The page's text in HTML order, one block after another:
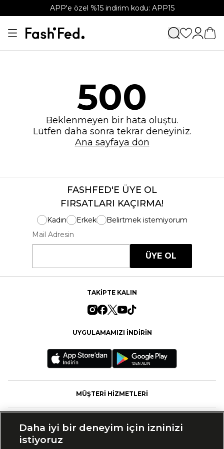
APP'e özel %15 indirim kodu: APP15
500
Beklenmeyen bir hata oluştu.
Lütfen daha sonra tekrar deneyiniz.
Ana sayfaya dön
FASHFED'E ÜYE OL
FIRSATLARI KAÇIRMA!
Kadın Erkek
Belirtmek istemiyorum
Mail Adresin
ÜYE OL
TAKİPTE KALIN
UYGULAMAMIZI İNDİRİN
MÜŞTERİ HİZMETLERİ
Daha iyi bir deneyim için izninizi
istiyoruz